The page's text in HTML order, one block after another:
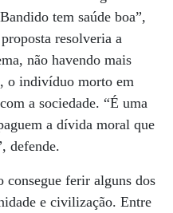
tem saúde boa”,
resolveria a
não havendo mais
o indivíduo morto em
a sociedade. “É uma
a dívida moral que
defende.
consegue ferir alguns dos
e civilização. Entre